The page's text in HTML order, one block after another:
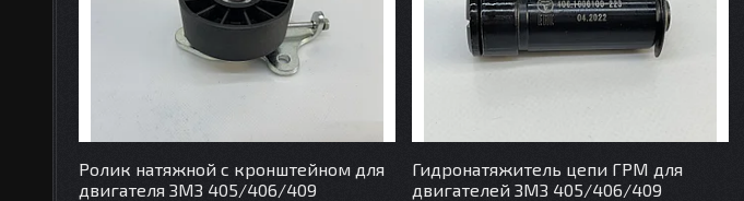
Ролик натяжной с кронштейном для
двигателя ЗМЗ 405/406/409
Гидронатяжитель цепи ГРМ для
двигателей ЗМЗ 405/406/409